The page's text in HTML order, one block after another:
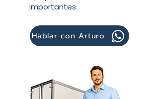
importantes
Hablar con Arturo